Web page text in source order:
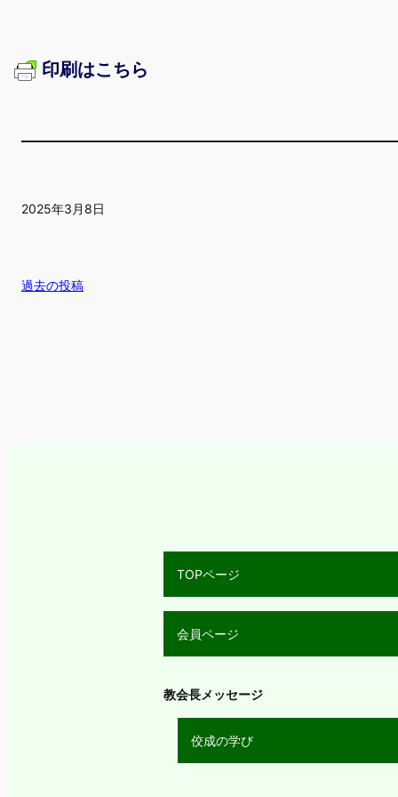
印刷はこちら
2025年3月8日
過去の投稿
TOPページ
会員ページ
教会長メッセージ
佼成の学び